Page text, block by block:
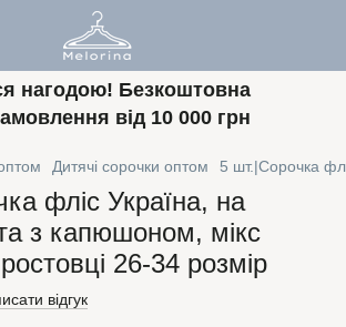
нагодою! Безкоштовна
від 10 000 грн
Дитячі сорочки оптом 5 шт.|Сорочка
фліс Україна, на
з капюшоном, мікс
26-34 розмір
відгук